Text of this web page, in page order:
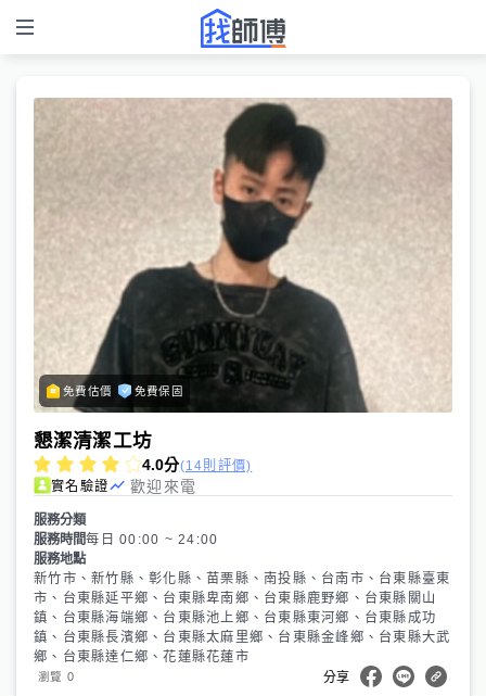
免費估價 免費保固
懇潔清潔工坊
4.0分(14則評價)
實名驗證
歡迎來電
服務分類
服務時間每日 00:00 ~ 24:00
服務地點
新竹市、新竹縣、彰化縣、苗栗縣、南投縣、台南市、台東縣臺東
市、台東縣延平鄉、台東縣卑南鄉、台東縣鹿野鄉、台東縣關山
鎮、台東縣海端鄉、台東縣池上鄉、台東縣東河鄉、台東縣成功
鎮、台東縣長濱鄉、台東縣太麻里鄉、台東縣金峰鄉、台東縣大武
鄉、台東縣達仁鄉、花蓮縣花蓮市
瀏覽 0 分享